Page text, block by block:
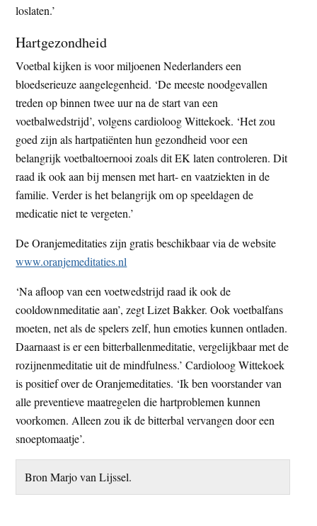
loslaten.’
Hartgezondheid
Voetbal kijken is voor miljoenen Nederlanders een
bloedserieuze aangelegenheid. ‘De meeste noodgevallen
treden op binnen twee uur na de start van een
voetbalwedstrijd’, volgens cardioloog Wittekoek. ‘Het zou
goed zijn als hartpatiënten hun gezondheid voor een
belangrijk voetbaltoernooi zoals dit EK laten controleren. Dit
raad ik ook aan bij mensen met hart- en vaatziekten in de
familie. Verder is het belangrijk om op speeldagen de
medicatie niet te vergeten.’
De Oranjemeditaties zijn gratis beschikbaar via de website
www.oranjemeditaties.nl
‘Na afloop van een voetwedstrijd raad ik ook de
cooldownmeditatie aan’, zegt Lizet Bakker. Ook voetbalfans
moeten, net als de spelers zelf, hun emoties kunnen ontladen.
Daarnaast is er een bitterballenmeditatie, vergelijkbaar met de
rozijnenmeditatie uit de mindfulness.’ Cardioloog Wittekoek
is positief over de Oranjemeditaties. ‘Ik ben voorstander van
alle preventieve maatregelen die hartproblemen kunnen
voorkomen. Alleen zou ik de bitterbal vervangen door een
snoeptomaatje’.
Bron Marjo van Lijssel.